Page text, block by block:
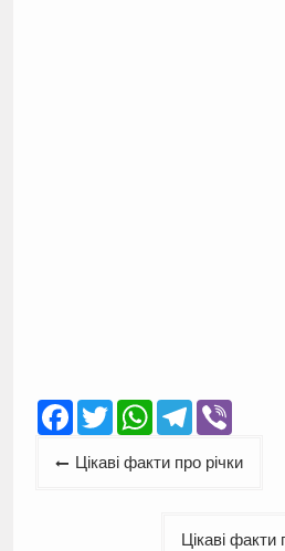
Facebook
TwitterWhatsApp
Telegram
Viber
Навігація
Цікаві факти про річки
Цікаві факти